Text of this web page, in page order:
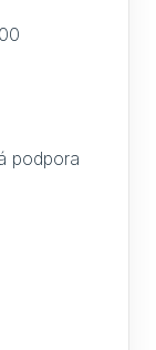
podpora